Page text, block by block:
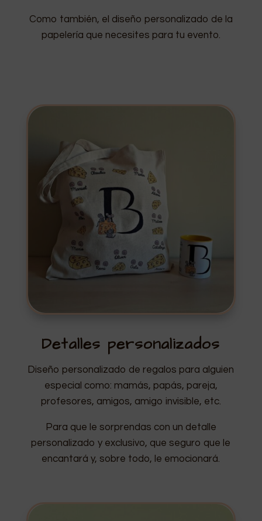
Como también, el diseño personalizado de la
papelería que necesites para tu evento.
Detalles personalizados
Diseño personalizado de regalos para alguien
especial como: mamás, papás, pareja,
profesores, amigos, amigo invisible, etc.
Para que le sorprendas con un detalle
personalizado y exclusivo, que seguro que le
encantará y, sobre todo, le emocionará.